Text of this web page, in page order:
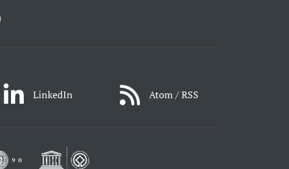
LinkedIn Atom / RSS